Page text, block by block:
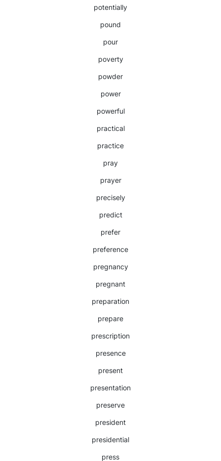
potentially
pound
pour
poverty
powder
power
powerful
practical
practice
pray
prayer
precisely
predict
prefer
preference
pregnancy
pregnant
preparation
prepare
prescription
presence
present
presentation
preserve
president
presidential
press